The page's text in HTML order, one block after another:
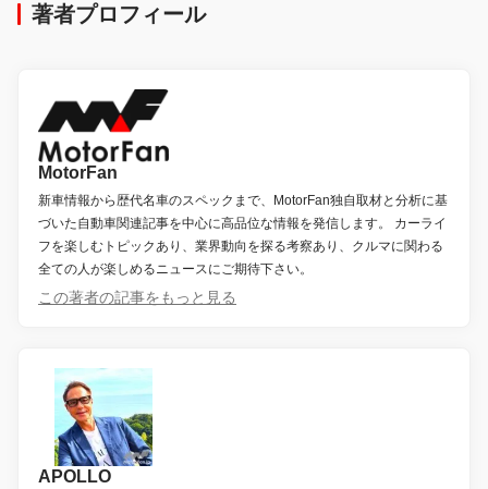
著者プロフィール
MotorFan
新車情報から歴代名車のスペックまで、MotorFan独自取材と分析に基
づいた自動車関連記事を中心に高品位な情報を発信します。 カーライ
フを楽しむトピックあり、業界動向を探る考察あり、クルマに関わる
全ての人が楽しめるニュースにご期待下さい。
この著者の記事をもっと見る
APOLLO